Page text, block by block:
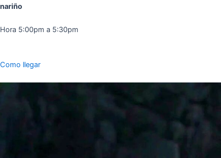
nariño
Hora 5:00pm a 5:30pm
Como llegar